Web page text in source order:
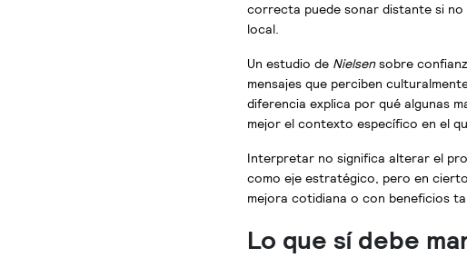
correcta puede sonar distante si
local.
Un estudio de Nielsensobre
mensajes que perciben
diferencia explica por qué algunas
mejor el contexto específico en el
Interpretar no significa alterar el
como eje estratégico, pero en
mejora cotidiana o con beneficios
Lo que sí debe